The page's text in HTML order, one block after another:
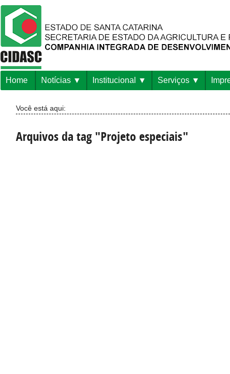
Home Notícias Institucional Serviços
Você está aqui:
Arquivos da tag "Projeto especiais"